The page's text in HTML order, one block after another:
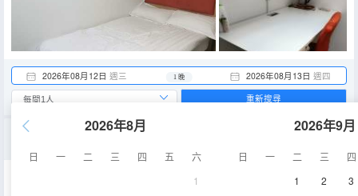
2026年08月12日 週三 2026年08月13日 週四
1 晚
2026年8月
日 一 二 三 四 五
六
1
2026年9月
日 一 二 三
四
1
2 3
重新搜尋